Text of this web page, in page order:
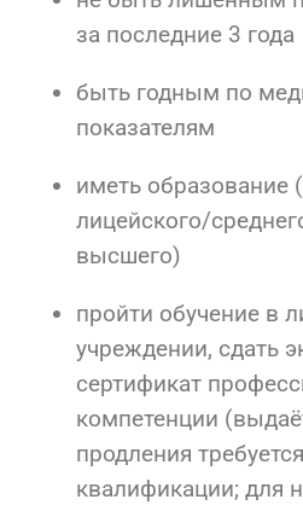
за последние 3 года
быть годным по
показателям
иметь образование
лицейского/
высшего)
пройти обучение в
учреждении, сдать
сертификат
компетенции
продления
квалификации; для